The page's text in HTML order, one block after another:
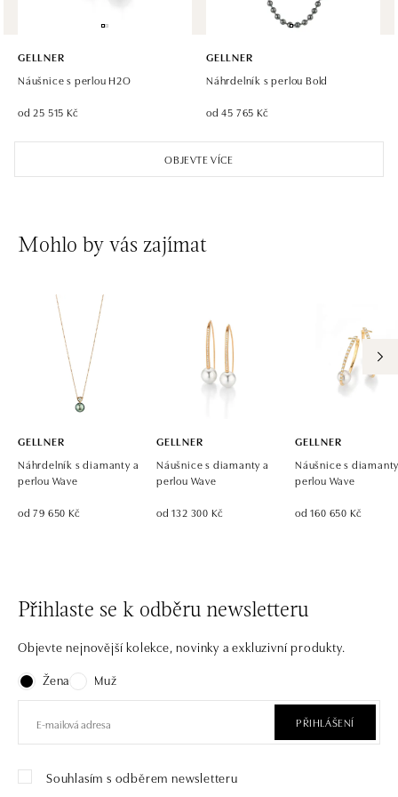
OBJEVTE VÍCE
GELLNER
Náušnice s perlou H2O
od 25 515 Kč
GELLNER
Náhrdelník s perlou Bold
od 45 765 Kč
Mohlo by vás zajímat
GELLNER
Náhrdelník s diamanty a
perlou Wave
od 79 650 Kč
GELLNER
Náušnice s diamanty a
perlou Wave
od 132 300 Kč
GELLNER
Náušnice s
perlou Wave
od 160 650 Kč
Přihlaste se k odběru newsletteru
Objevte nejnovější kolekce, novinky a exkluzivní produkty.
Žena
Muž
PŘIHLÁŠENÍ
Souhlasím s odběrem newsletteru